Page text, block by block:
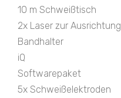
10 m Schweißtisch
2x Laser zur Ausrichtung
Bandhalter
iQ
Softwarepaket
5x Schweißelektroden